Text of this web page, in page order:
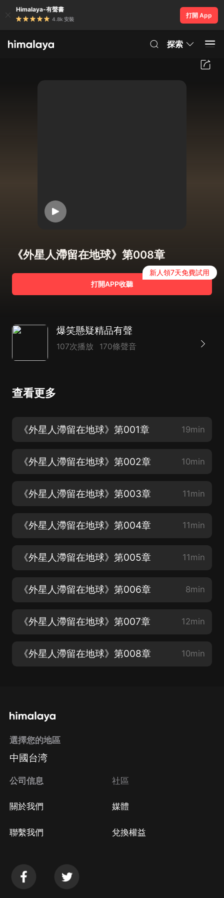
Himalaya-有聲書
4.8k 安裝
打開 App
探索
《外星人滯留在地球》第008章
打開APP收聽
新人領7天免費試用
爆笑懸疑精品有聲
107次播放 170條聲音
查看更多
《外星人滯留在地球》第001章 19min
《外星人滯留在地球》第002章 10min
《外星人滯留在地球》第003章 11min
《外星人滯留在地球》第004章 11min
《外星人滯留在地球》第005章 11min
《外星人滯留在地球》第006章 8min
《外星人滯留在地球》第007章 12min
《外星人滯留在地球》第008章 10min
選擇您的地區
中國台湾
公司信息
關於我們
聯繫我們
社區
媒體
兌換權益